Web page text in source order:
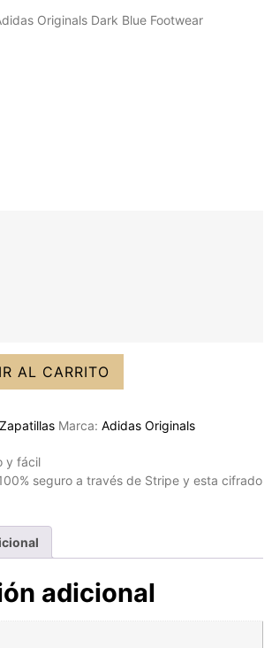
Originals Dark Blue Footwear
AL CARRITO
Zapatillas Marca: Adidas Originals
y fácil
seguro a través de Stripe y esta cifrado
adicional